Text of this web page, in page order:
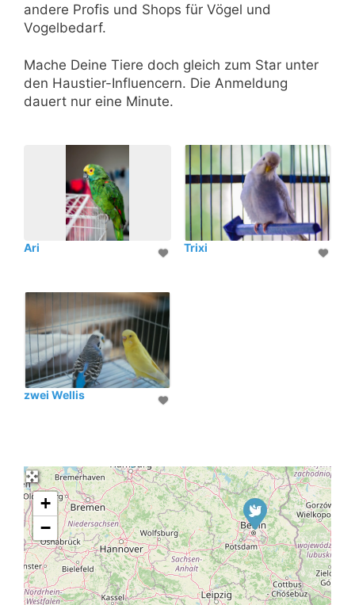
andere Profis und Shops für Vögel und
Vogelbedarf.
Mache Deine Tiere doch gleich zum Star unter
den Haustier-Influencern. Die Anmeldung
dauert nur eine Minute.
Ari Trixi
zwei Wellis
+
−